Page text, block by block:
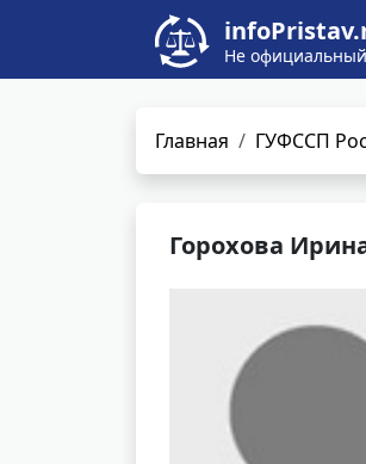
Не
Главная ГУФССП
Горохова